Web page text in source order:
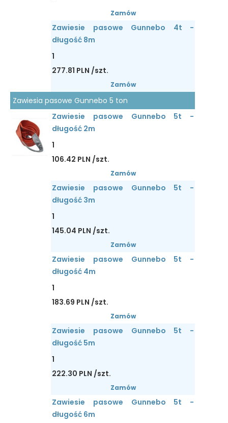
Zamów
Zawiesie pasowe Gunnebo 4t -
długość 8m
1
277.81 PLN /szt.
Zamów
Zawiesia pasowe Gunnebo 5 ton
Zawiesie pasowe Gunnebo 5t -
długość 2m
1
106.42 PLN /szt.
Zamów
Zawiesie pasowe Gunnebo 5t -
długość 3m
1
145.04 PLN /szt.
Zamów
Zawiesie pasowe Gunnebo 5t -
długość 4m
1
183.69 PLN /szt.
Zamów
Zawiesie pasowe Gunnebo 5t -
długość 5m
1
222.30 PLN /szt.
Zamów
Zawiesie pasowe Gunnebo 5t -
długość 6m